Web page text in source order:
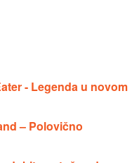
- Legenda u novom
– Polovično